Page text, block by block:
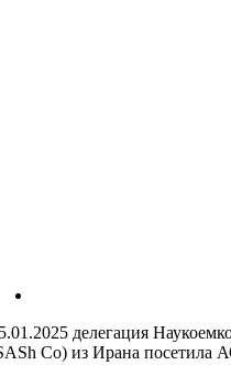
делегация
Co) из Ирана посетила